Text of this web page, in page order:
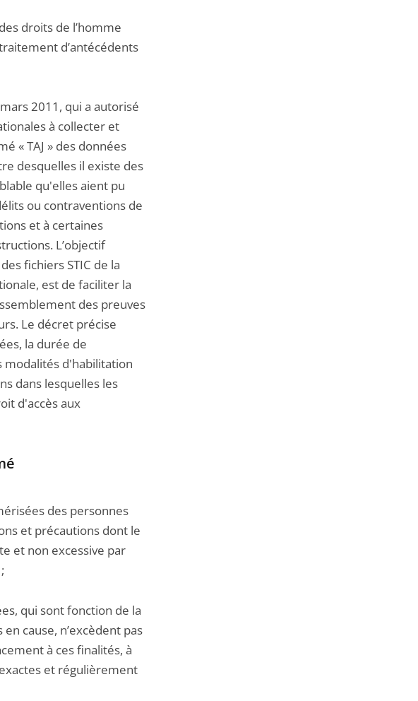
droits de l’homme
d’antécédents
2011, qui a autorisé
à collecter et
« TAJ » des données
desquelles il existe des
qu'elles aient pu
ou contraventions de
et à certaines
L’objectif
fichiers STIC de la
est de faciliter la
des preuves
Le décret précise
la durée de
modalités d'habilitation
dans lesquelles les
d'accès aux
des personnes
et précautions dont le
et non excessive par
qui sont fonction de la
cause, n’excèdent pas
à ces finalités, à
et régulièrement